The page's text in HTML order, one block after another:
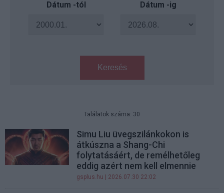
Dátum -tól Dátum -ig
Keresés
Találatok száma: 30
Simu Liu üvegszilánkokon is
átkúszna a Shang-Chi
folytatásáért, de remélhetőleg
eddig azért nem kell elmennie
gsplus.hu | 2026.07.30 22:02